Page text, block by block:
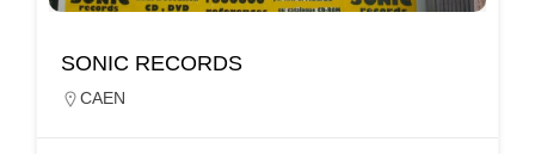
SONIC RECORDS
CAEN